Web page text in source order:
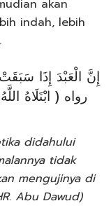
akan
indah, lebih
ابْتَلَاهُ
didahului
tidak
mengujinya di
Abu Dawud)